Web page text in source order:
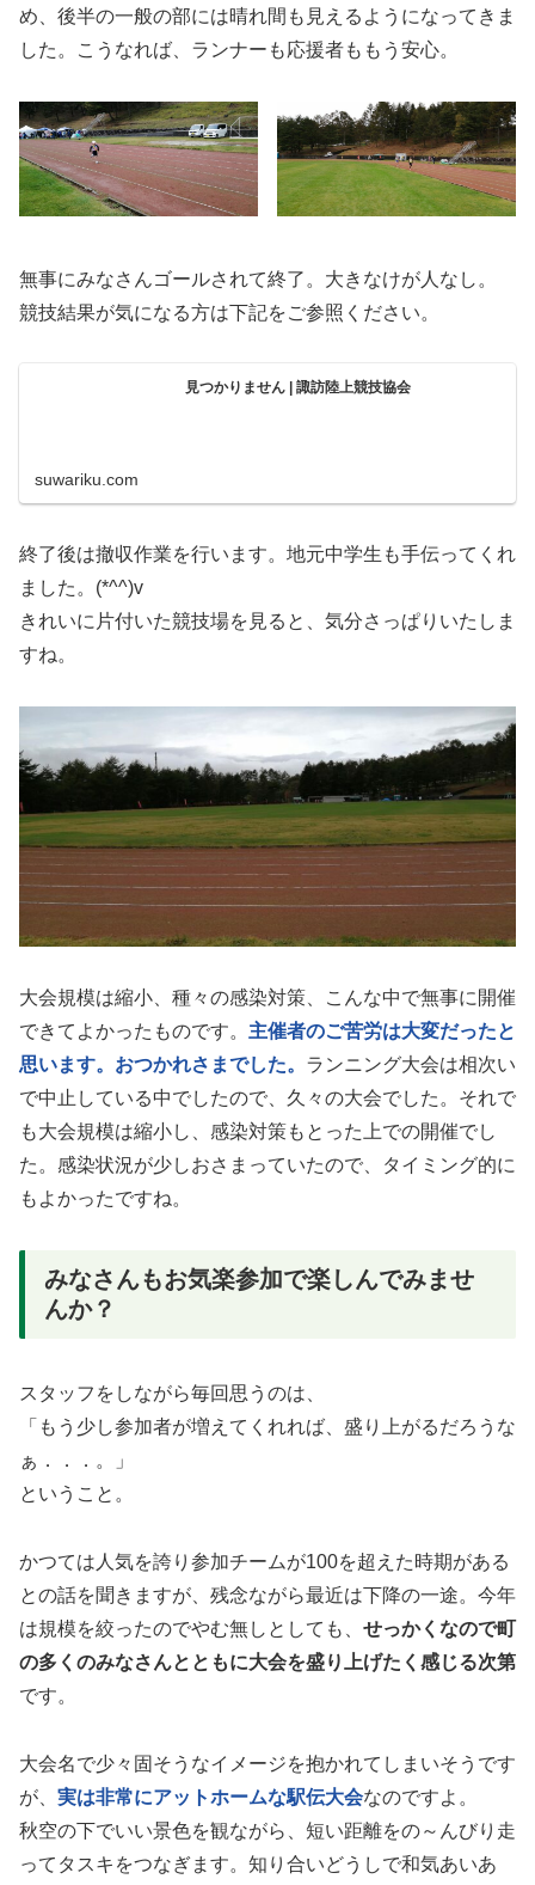
め、後半の一般の部には晴れ間も見えるようになってきま
した。こうなれば、ランナーも応援者ももう安心。
無事にみなさんゴールされて終了。大きなけが人なし。
競技結果が気になる方は下記をご参照ください。
見つかりません | 諏訪陸上競技協会
suwariku.com
終了後は撤収作業を行います。地元中学生も手伝ってくれ
ました。(*^^)v
きれいに片付いた競技場を見ると、気分さっぱりいたしま
すね。
大会規模は縮小、種々の感染対策、こんな中で無事に開催
できてよかったものです。 主催者のご苦労は大変だったと
思います。おつかれさまでした。 ランニング大会は相次い
で中止している中でしたので、久々の大会でした。それで
も大会規模は縮小し、感染対策もとった上での開催でし
た。感染状況が少しおさまっていたので、タイミング的に
もよかったですね。
みなさんもお気楽参加で楽しんでみませ
んか？
スタッフをしながら毎回思うのは、
「もう少し参加者が増えてくれれば、盛り上がるだろうな
ぁ．．．。」
ということ。
かつては人気を誇り参加チームが100を超えた時期がある
との話を聞きますが、残念ながら最近は下降の一途。今年
は規模を絞ったのでやむ無しとしても、 せっかくなので町
の多くのみなさんとともに大会を盛り上げたく感じる次第
です。
大会名で少々固そうなイメージを抱かれてしまいそうです
が、 実は非常にアットホームな駅伝大会なのですよ。
秋空の下でいい景色を観ながら、短い距離をの～んびり走
ってタスキをつなぎます。知り合いどうしで和気あいあ